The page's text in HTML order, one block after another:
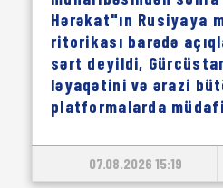
Hərəkat"ın Rusiyaya
ritorikası barədə
sərt deyildi,
ləyaqətini və ərazi
platformalarda
07.08.2026 15:19